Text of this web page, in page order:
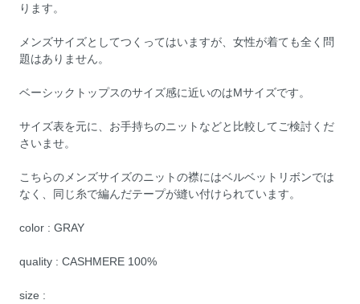
ります。
メンズサイズとしてつくってはいますが、女性が着ても全く問
題はありません。
ベーシックトップスのサイズ感に近いのはMサイズです。
サイズ表を元に、お手持ちのニットなどと比較してご検討くだ
さいませ。
こちらのメンズサイズのニットの襟にはベルベットリボンでは
なく、同じ糸で編んだテープが縫い付けられています。
color : GRAY
quality : CASHMERE 100%
size :